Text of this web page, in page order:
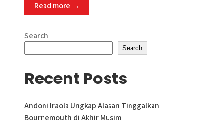
Read more →
Search
Search
Recent Posts
Andoni Iraola Ungkap Alasan Tinggalkan
Bournemouth di Akhir Musim